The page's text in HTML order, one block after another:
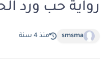
رواية حب ورد
smsma منذ 4 سنة